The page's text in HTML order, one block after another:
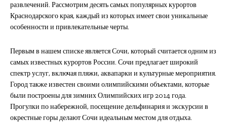
развлечений. Рассмотрим десять самых популярных курортов
Краснодарского края, каждый из которых имеет свои уникальные
особенности и привлекательные черты.
Первым в нашем списке является Сочи, который считается одним из
самых известных курортов России. Сочи предлагает широкий
спектр услуг, включая пляжи, аквапарки и культурные мероприятия.
Город также известен своими олимпийскими объектами, которые
были построены для зимних Олимпийских игр 2014 года.
Прогулки по набережной, посещение дельфинария и экскурсии в
окрестные горы делают Сочи идеальным местом для отдыха.